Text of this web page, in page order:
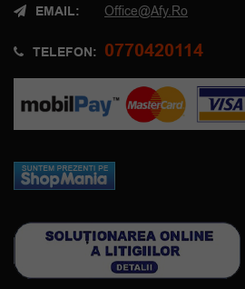
EMAIL: Office@afy.ro
TELEFON: 0770420114